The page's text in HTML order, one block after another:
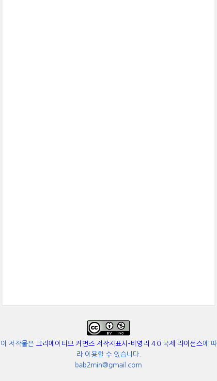
이 저작물은 크리에이티브 커먼즈 저작자표시-비영리 4.0 국제 라이선스에 따
라 이용할 수 있습니다.
bab2min@gmail.com